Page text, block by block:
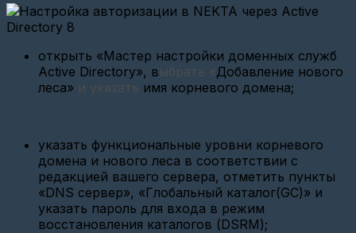
настроить
СПБ-
ЗИП
(СПБ-
ЗИП)
на
Особенности
использования
шлюзов
Вега
M-
BUS
и
открыть «Мастер настройки доменных служб
Active Directory», выбрать «Добавление нового
леса» и указать имя корневого домена;
указать функциональные уровни корневого
домена и нового леса в соответствии с
редакцией вашего сервера, отметить пункты
«DNS сервер», «Глобальный каталог(GC)» и
указать пароль для входа в режим
восстановления каталогов (DSRM);